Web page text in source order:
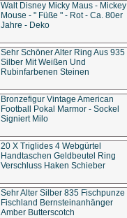
Walt Disney Micky Maus - Mickey
Mouse - " Füße " - Rot - Ca. 80er
Jahre - Deko
Sehr Schöner Alter Ring Aus 935
Silber Mit Weißen Und
Rubinfarbenen Steinen
Bronzefigur Vintage American
Football Pokal Marmor - Sockel
Signiert Milo
20 X Triglides 4 Webgürtel
Handtaschen Geldbeutel Ring
Verschluss Haken Schieber
Sehr Alter Silber 835 Fischpunze
Fischland Bernsteinanhänger
Amber Butterscotch